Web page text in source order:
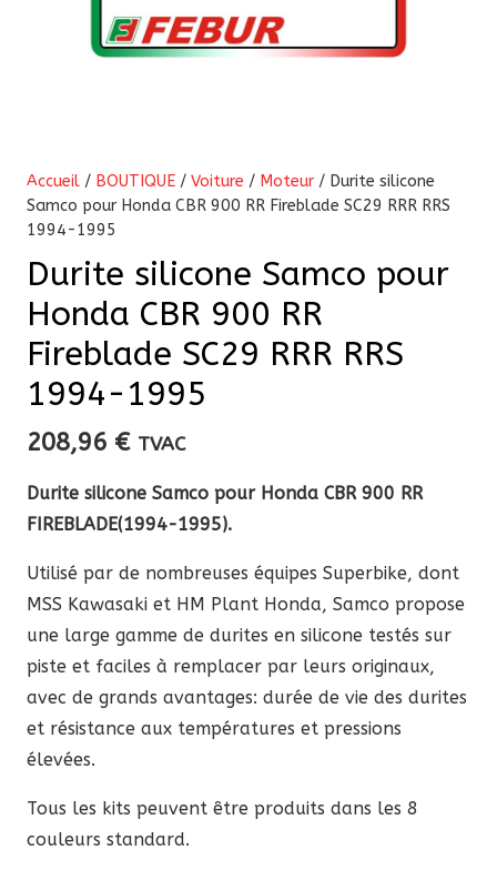
Accueil / BOUTIQUE / Voiture / Moteur / Durite silicone
Samco pour Honda CBR 900 RR Fireblade SC29 RRR RRS
1994-1995
Durite silicone Samco pour
Honda CBR 900 RR
Fireblade SC29 RRR RRS
1994-1995
208,96 € TVAC
Durite silicone Samco pour Honda CBR 900 RR
FIREBLADE(1994-1995).
Utilisé par de nombreuses équipes Superbike, dont
MSS Kawasaki et HM Plant Honda, Samco propose
une large gamme de durites en silicone testés sur
piste et faciles à remplacer par leurs originaux,
avec de grands avantages: durée de vie des durites
et résistance aux températures et pressions
élevées.
Tous les kits peuvent être produits dans les 8
couleurs standard.